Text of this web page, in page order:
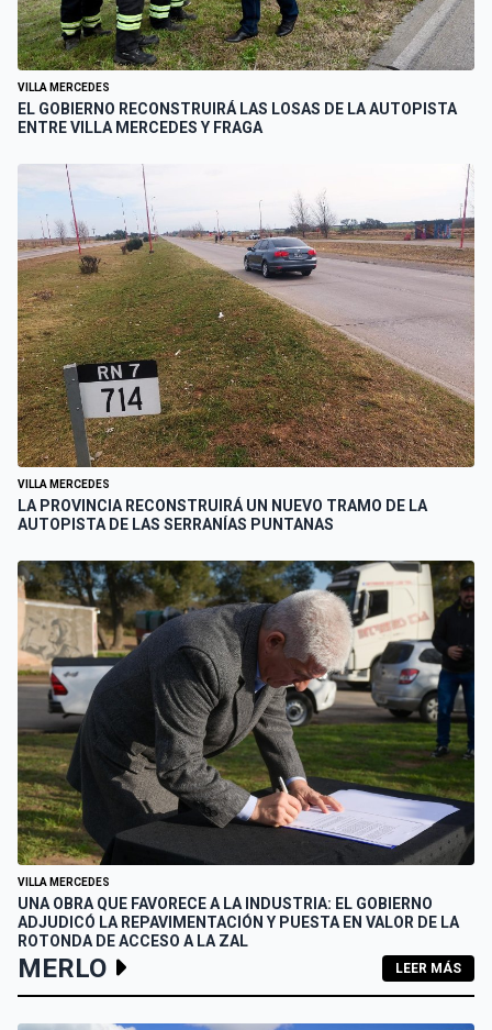
VILLA MERCEDES
EL GOBIERNO RECONSTRUIRÁ LAS LOSAS DE LA AUTOPISTA
ENTRE VILLA MERCEDES Y FRAGA
VILLA MERCEDES
LA PROVINCIA RECONSTRUIRÁ UN NUEVO TRAMO DE LA
AUTOPISTA DE LAS SERRANÍAS PUNTANAS
VILLA MERCEDES
UNA OBRA QUE FAVORECE A LA INDUSTRIA: EL GOBIERNO
ADJUDICÓ LA REPAVIMENTACIÓN Y PUESTA EN VALOR DE LA
ROTONDA DE ACCESO A LA ZAL
MERLO LEER MÁS